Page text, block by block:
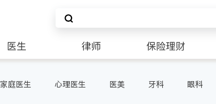
医生 律师 保险理财
家庭医生 心理医生 医美 牙科 眼科